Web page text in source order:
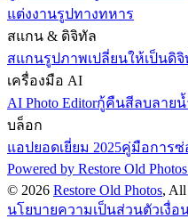
แต่งงานรูปทางทหาร
สแกน & ดิจิทัล
สแกนรูปภาพเปลี่ยนให้เป็นดิ
เครื่องมือ AI
AI Photo Editorกู้คืนสีลบลายน้
บล็อก
แอปยอดเยี่ยม 2025คู่มือการ
Powered by Restore Old
© 2026 Restore Old Photos, All
นโยบายความเป็นส่วนตัวเงื่อ